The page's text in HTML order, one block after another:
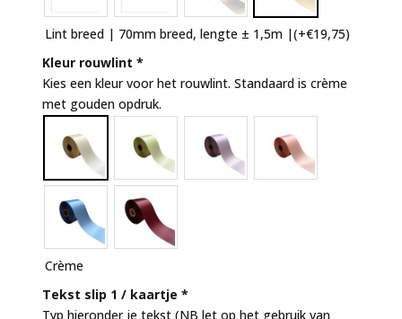
Lint breed | 70mm breed, lengte ± 1,5m |(+€19,75)
Kleur rouwlint *
Kies een kleur voor het rouwlint. Standaard is crème
met gouden opdruk.
Crème
Tekst slip 1 / kaartje *
Typ hieronder je tekst (NB let op het gebruik van